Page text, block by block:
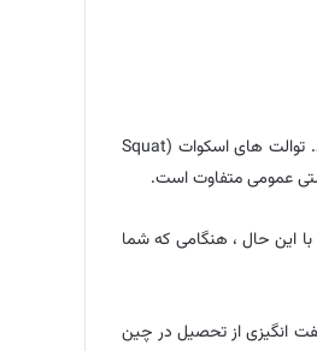
علاوه بر تفاوت در سیستم های آموزشی، تفاوت های زیادی در فرهنگ چین در مقایسه با ایالات متحده آمریکا وجود دارد. توالت های اسکوات (Squat
این حال ، هنگامی که شما
انگیزی از تحصیل در چین